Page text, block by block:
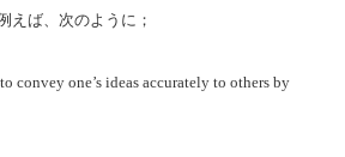
えば、次のように；
convey one’s ideas accurately to others by